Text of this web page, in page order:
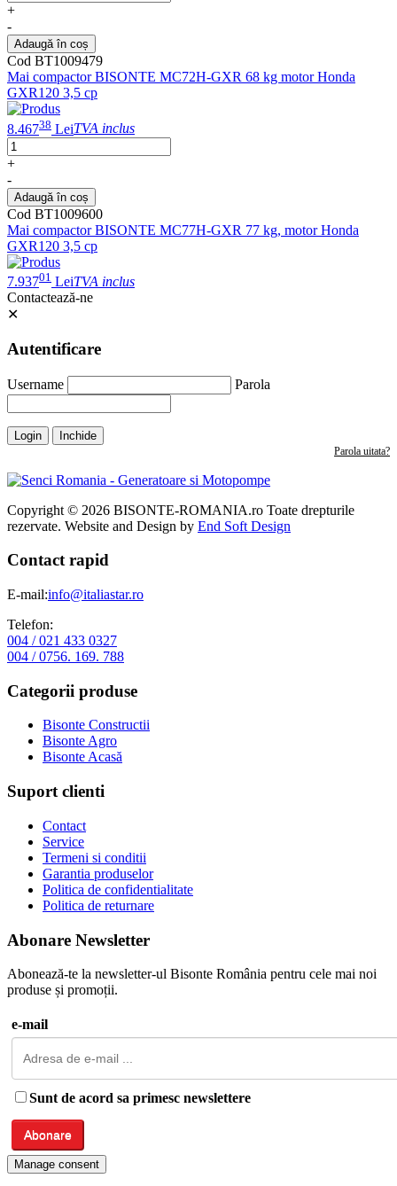
+
-
Adaugă în coș
Cod BT1009479
Mai compactor BISONTE MC72H-GXR 68 kg motor Honda
GXR120 3,5 cp
8.46738 LeiTVA inclus
+
-
Adaugă în coș
Cod BT1009600
Mai compactor BISONTE MC77H-GXR 77 kg, motor Honda
GXR120 3,5 cp
7.93701 LeiTVA inclus
Contactează-ne
✕
Autentificare
Username Parola
Login Inchide
Parola uitata?
Copyright © 2026 BISONTE-ROMANIA.ro Toate drepturile
rezervate. Website and Design by End Soft Design
Contact rapid
E-mail:info@italiastar.ro
Telefon:
004 / 021 433 0327
004 / 0756. 169. 788
Categorii produse
Bisonte Constructii
Bisonte Agro
Bisonte Acasă
Suport clienti
Contact
Service
Termeni si conditii
Garantia produselor
Politica de confidentialitate
Politica de returnare
Abonare Newsletter
Abonează-te la newsletter-ul Bisonte România pentru cele mai noi
produse și promoții.
e-mail
Sunt de acord sa primesc newslettere
Manage consent